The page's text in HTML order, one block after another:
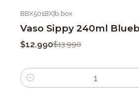
BBX501BX|b.box
Vaso Sippy 240ml
$12.990$13.990
Cantidad